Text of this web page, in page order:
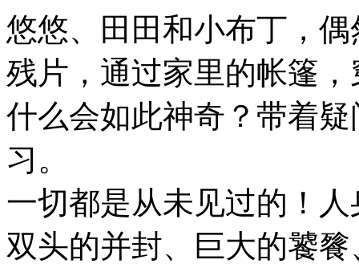
悠悠、田田和小布丁，
残片，通过家里的帐篷
什么会如此神奇？带着
习。
一切都是从未见过的！
双头的并封、巨大的饕